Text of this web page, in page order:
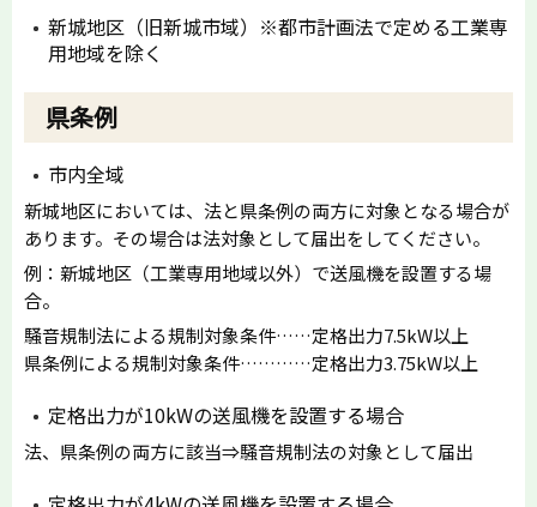
新城地区（旧新城市域）※都市計画法で定める工業専
用地域を除く
県条例
市内全域
新城地区においては、法と県条例の両方に対象となる場合が
あります。その場合は法対象として届出をしてください。
例：新城地区（工業専用地域以外）で送風機を設置する場
合。
騒音規制法による規制対象条件……定格出力7.5kW以上
県条例による規制対象条件…………定格出力3.75kW以上
定格出力が10kWの送風機を設置する場合
法、県条例の両方に該当⇒騒音規制法の対象として届出